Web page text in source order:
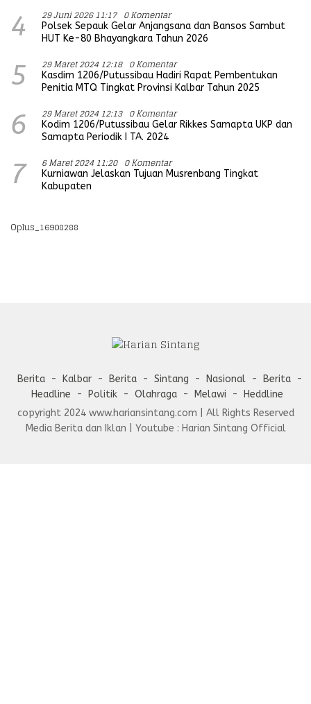
4 29 Juni 2026 11:17 0 Komentar
Polsek Sepauk Gelar Anjangsana dan Bansos Sambut
HUT Ke-80 Bhayangkara Tahun 2026
5 29 Maret 2024 12:18 0 Komentar
Kasdim 1206/Putussibau Hadiri Rapat Pembentukan
Penitia MTQ Tingkat Provinsi Kalbar Tahun 2025
6 29 Maret 2024 12:13 0 Komentar
Kodim 1206/Putussibau Gelar Rikkes Samapta UKP dan
Samapta Periodik I TA. 2024
7 6 Maret 2024 11:20 0 Komentar
Kurniawan Jelaskan Tujuan Musrenbang Tingkat
Kabupaten
Oplus_16908288
Berita Kalbar Berita Sintang Nasional
Berita
Headline
Politik Olahraga Melawi
Heddline
copyright 2024 www.hariansintang.com | All Rights Reserved
Media Berita dan Iklan | Youtube : Harian Sintang Official